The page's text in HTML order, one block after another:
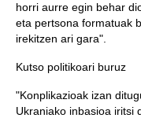
horri aurre egin behar
eta pertsona formatuak
irekitzen ari gara".
Kutso politikoari buruz
"Konplikazioak izan
Ukraniako inbasioa iritsi